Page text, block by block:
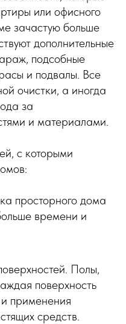
или офисного
зачастую больше
дополнительные
подсобные
и подвалы. Все
очистки, а иногда
за
и материалами.
с которыми
просторного дома
времени и
Полы,
поверхность
и применения
средств.